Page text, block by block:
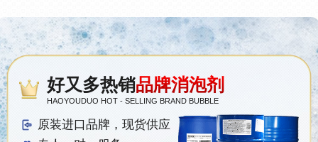
好又多热销品牌消泡剂
HAOYOUDUO HOT - SELLING BRAND BUBBLE
原装进口品牌，现货供应